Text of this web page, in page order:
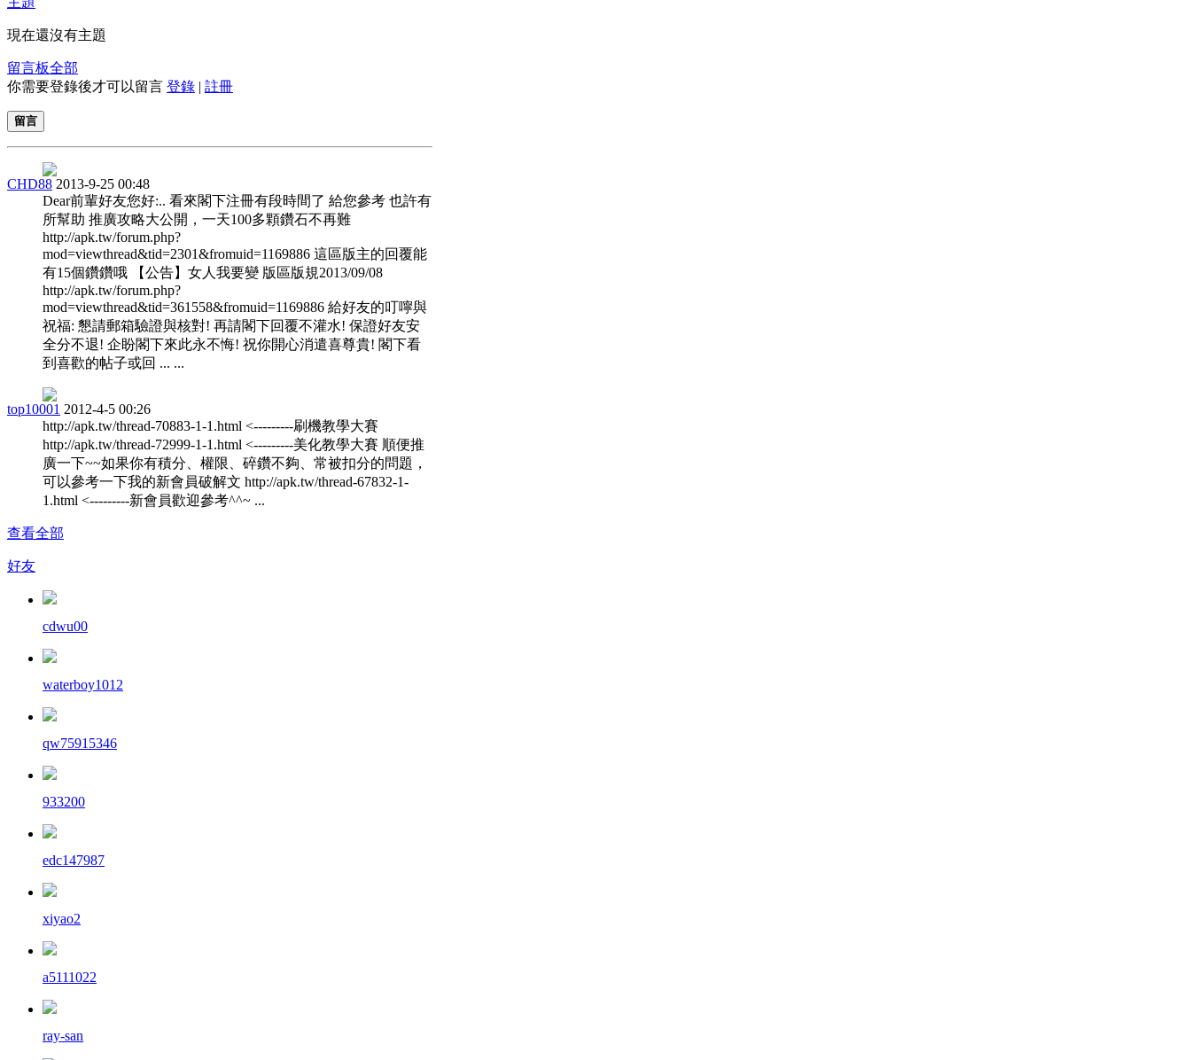
現在還沒有主題
留言板全部
你需要登錄後才可以留言 登錄 | 註冊
留言
CHD88 2013-9-25 00:48
Dear前輩好友您好:.. 看來閣下注冊有段時間了 給您參考 也許有
所幫助 推廣攻略大公開，一天100多顆鑽石不再難
http://apk.tw/forum.php?
mod=viewthread&tid=2301&fromuid=1169886 這區版主的回覆能
有15個鑽鑽哦 【公告】女人我要變 版區版規2013/09/08
http://apk.tw/forum.php?
mod=viewthread&tid=361558&fromuid=1169886 給好友的叮嚀與
祝福: 懇請郵箱驗證與核對! 再請閣下回覆不灌水! 保證好友安
全分不退! 企盼閣下來此永不悔! 祝你開心消遣喜尊貴! 閣下看
到喜歡的帖子或回 ... ...
top10001 2012-4-5 00:26
http://apk.tw/thread-70883-1-1.html <---------刷機教學大賽
http://apk.tw/thread-72999-1-1.html <---------美化教學大賽 順便推
廣一下~~如果你有積分、權限、碎鑽不夠、常被扣分的問題，
可以參考一下我的新會員破解文 http://apk.tw/thread-67832-1-
1.html <---------新會員歡迎參考^^~ ...
查看全部
好友
cdwu00
waterboy1012
qw75915346
933200
edc147987
xiyao2
a5111022
ray-san